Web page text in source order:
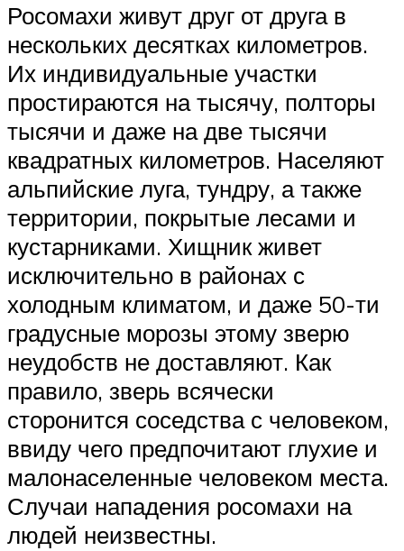
Росомахи живут друг от друга в
нескольких десятках километров.
Их индивидуальные участки
простираются на тысячу, полторы
тысячи и даже на две тысячи
квадратных километров. Населяют
альпийские луга, тундру, а также
территории, покрытые лесами и
кустарниками. Хищник живет
исключительно в районах с
холодным климатом, и даже 50-ти
градусные морозы этому зверю
неудобств не доставляют. Как
правило, зверь всячески
сторонится соседства с человеком,
ввиду чего предпочитают глухие и
малонаселенные человеком места.
Случаи нападения росомахи на
людей неизвестны.